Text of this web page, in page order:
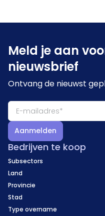
Meld je aan
nieuwsbrief
Ontvang de nieuwst
Aanmelden
Bedrijven te koop
Subsectors
Land
Provincie
Stad
Type overname